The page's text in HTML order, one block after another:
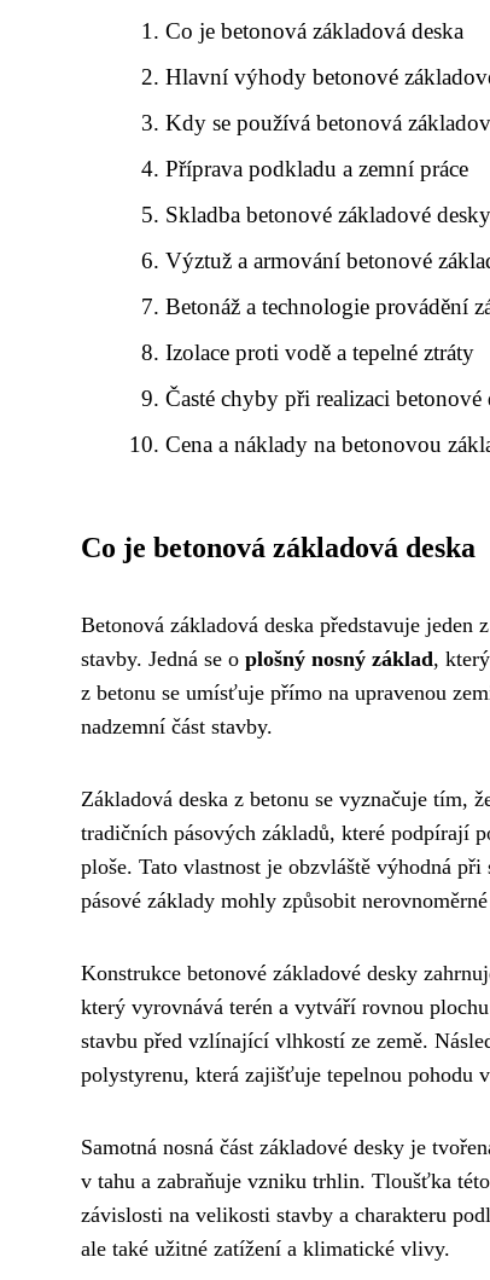
Co je betonová základová deska
Hlavní výhody betonové
Kdy se používá betonová
Příprava podkladu a zemní práce
Skladba betonové základové
Výztuž a armování betonové
Betonáž a technologie provádění
Izolace proti vodě a tepelné ztráty
Časté chyby při realizaci betonové
Cena a náklady na betonovou
Co je betonová základová deska
Betonová základová deska představuje
stavby. Jedná se o plošný nosný základ,
z betonu se umísťuje přímo na upravenou
nadzemní část stavby.
Základová deska z betonu se vyznačuje tím,
tradičních pásových základů, které podpírají
ploše. Tato vlastnost je obzvláště výhodná
pásové základy mohly způsobit
Konstrukce betonové základové desky
který vyrovnává terén a vytváří rovnou
stavbu před vzlínající vlhkostí ze země.
polystyrenu, která zajišťuje tepelnou pohodu
Samotná nosná část základové desky je
v tahu a zabraňuje vzniku trhlin. Tloušťka
závislosti na velikosti stavby a charakteru
ale také užitné zatížení a klimatické vlivy.